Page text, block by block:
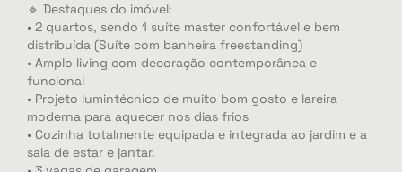
🔹 Destaques do imóvel:
• 2 quartos, sendo 1 suíte master confortável e bem
distribuída (Suíte com banheira freestanding)
• Amplo living com decoração contemporânea e
funcional
• Projeto lumintécnico de muito bom gosto e lareira
moderna para aquecer nos dias frios
• Cozinha totalmente equipada e integrada ao jardim e a
sala de estar e jantar.